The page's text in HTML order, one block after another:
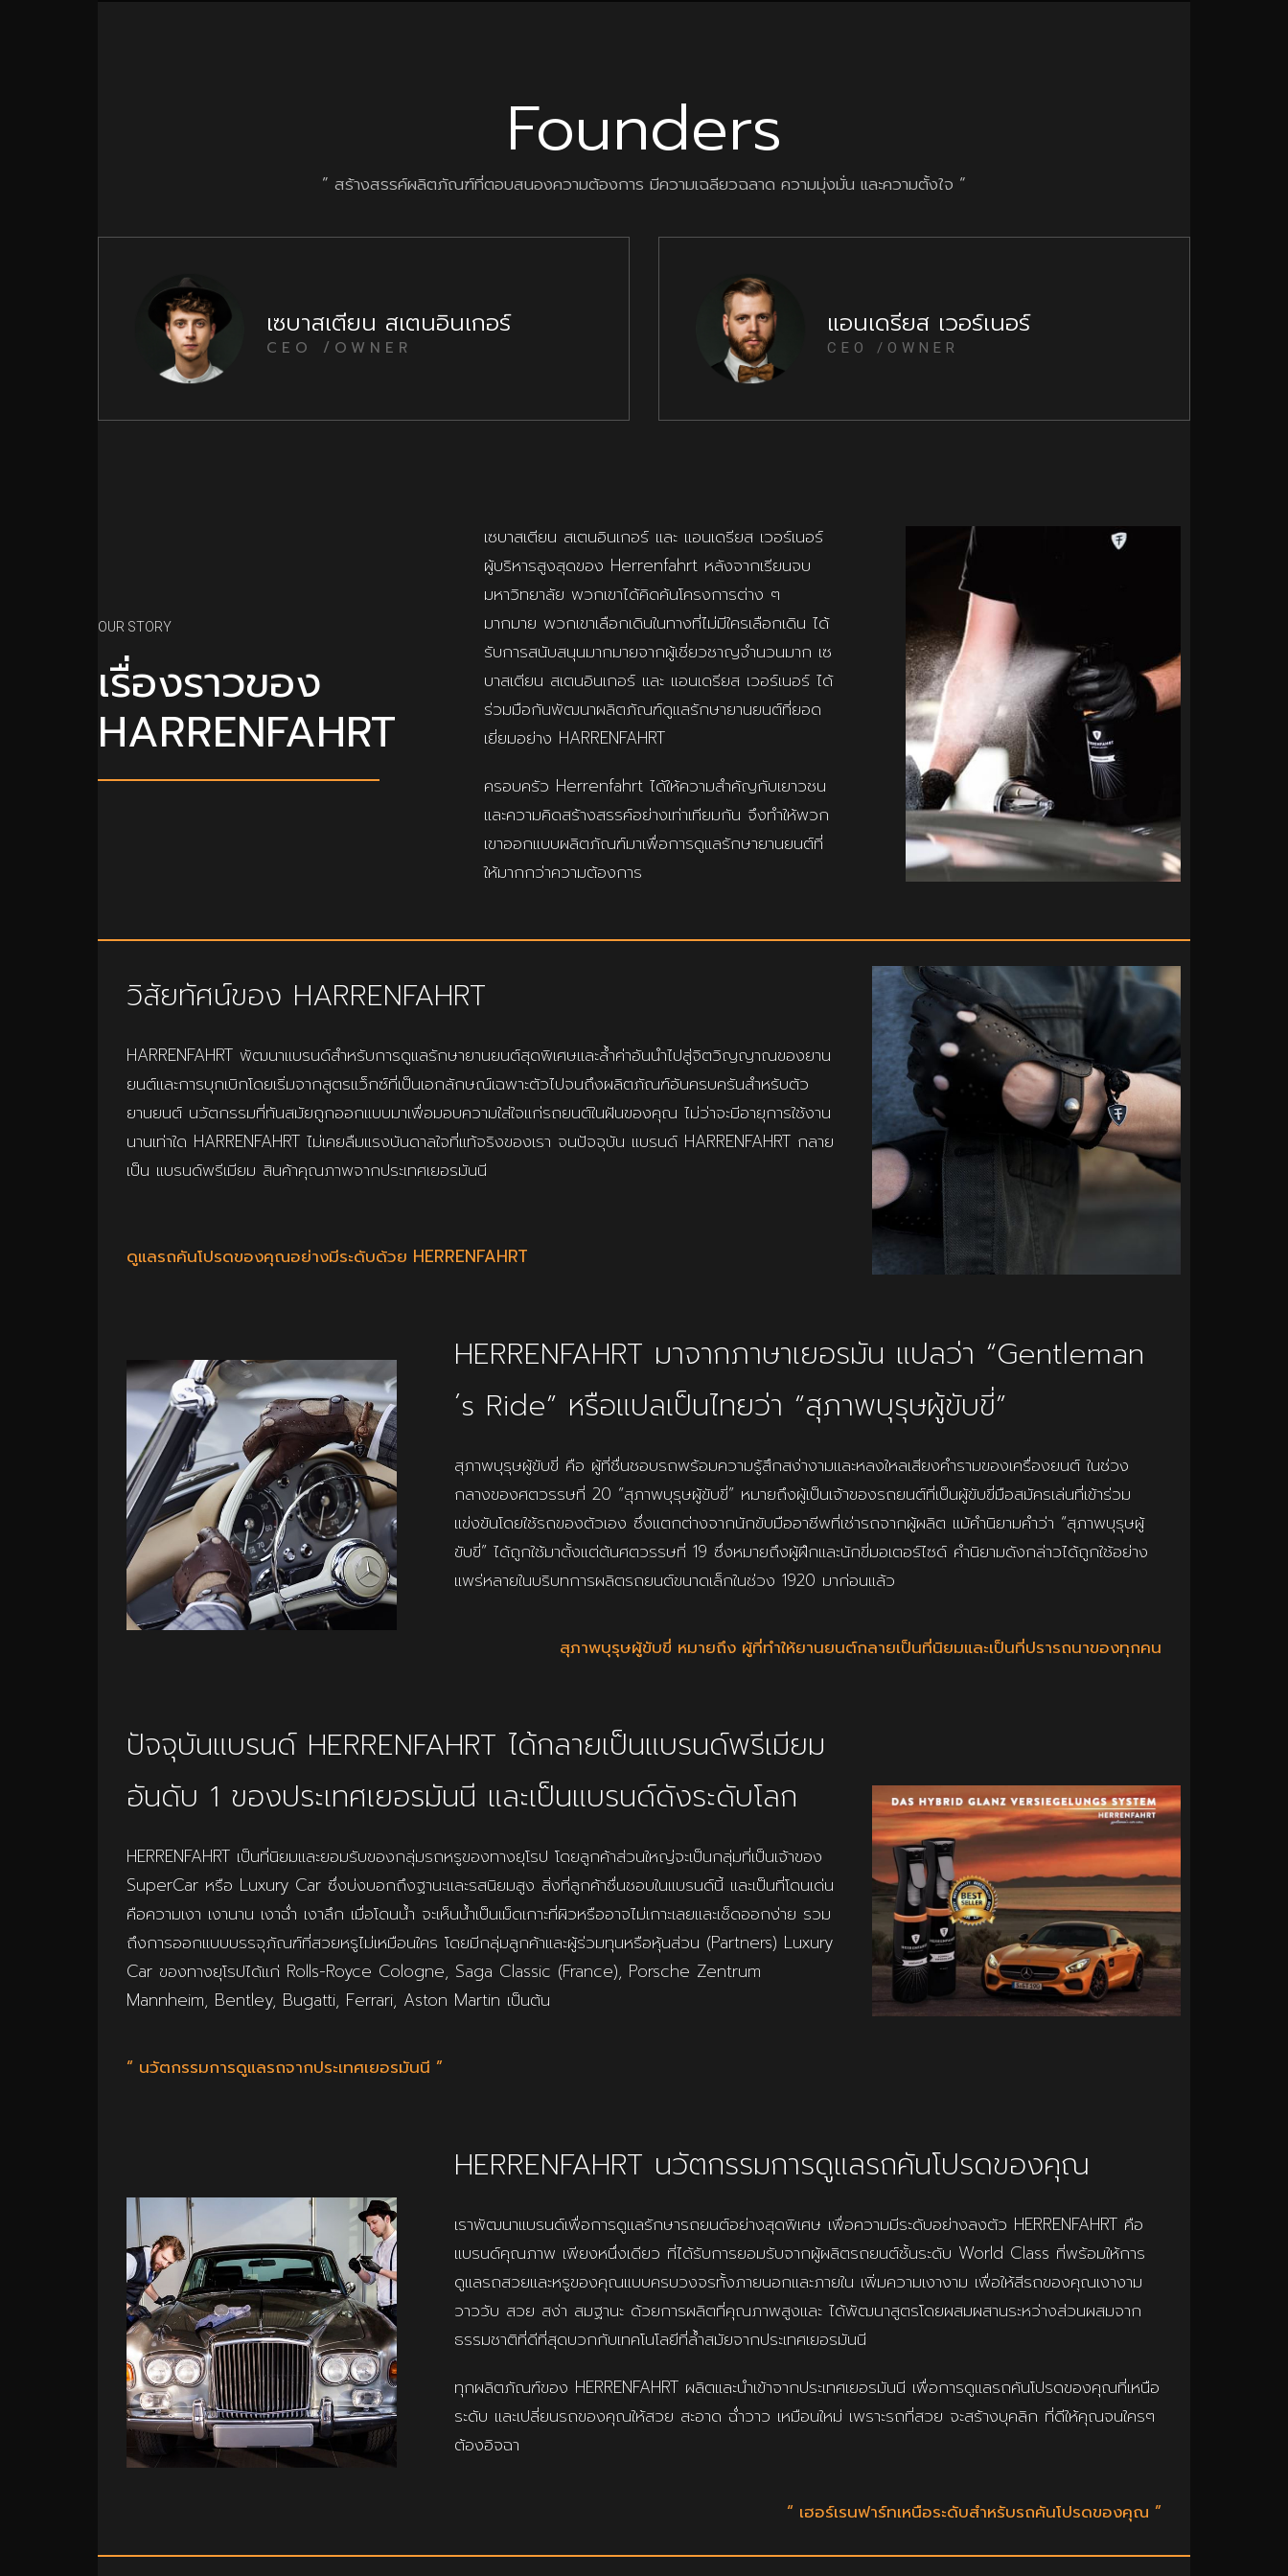
Founders
” สร้างสรรค์ผลิตภัณฑ์ที่ตอบสนองความต้องการ มีความเฉลียวฉลาด ความมุ่งมั่น และความตั้งใจ “
เซบาสเตียน สเตนอินเกอร์
CEO /OWNER
แอนเดรียส เวอร์เนอร์
CEO /OWNER
OUR STORY
เรื่องราวของ
HARRENFAHRT
เซบาสเตียน สเตนอินเกอร์ และ แอนเดรียส เวอร์เนอร์
ผู้บริหารสูงสุดของ Herrenfahrt หลังจากเรียนจบ
มหาวิทยาลัย พวกเขาได้คิดค้นโครงการต่าง ๆ
มากมาย พวกเขาเลือกเดินในทางที่ไม่มีใครเลือกเดิน ได้
รับการสนับสนุนมากมายจากผู้เชี่ยวชาญจำนวนมาก เซ
บาสเตียน สเตนอินเกอร์ และ แอนเดรียส เวอร์เนอร์ ได้
ร่วมมือกันพัฒนาผลิตภัณฑ์ดูแลรักษายานยนต์ที่ยอด
เยี่ยมอย่าง HARRENFAHRT
ครอบครัว Herrenfahrt ได้ให้ความสำคัญกับเยาวชน
และความคิดสร้างสรรค์อย่างเท่าเทียมกัน จึงทำให้พวก
เขาออกแบบผลิตภัณฑ์มาเพื่อการดูแลรักษายานยนต์ที่
ให้มากกว่าความต้องการ
วิสัยทัศน์ของ HARRENFAHRT
HARRENFAHRT พัฒนาแบรนด์สำหรับการดูแลรักษายานยนต์สุดพิเศษและล้ำค่าอันนำไปสู่จิตวิญญาณของยาน
ยนต์และการบุกเบิกโดยเริ่มจากสูตรแว็กซ์ที่เป็นเอกลักษณ์เฉพาะตัวไปจนถึงผลิตภัณฑ์อันครบครันสำหรับตัว
ยานยนต์ นวัตกรรมที่ทันสมัยถูกออกแบบมาเพื่อมอบความใส่ใจแก่รถยนต์ในฝันของคุณ ไม่ว่าจะมีอายุการใช้งาน
นานเท่าใด HARRENFAHRT ไม่เคยลืมแรงบันดาลใจที่แท้จริงของเรา จนปัจจุบัน แบรนด์ HARRENFAHRT กลาย
เป็น แบรนด์พรีเมียม สินค้าคุณภาพจากประเทศเยอรมันนี
ดูแลรถคันโปรดของคุณอย่างมีระดับด้วย HERRENFAHRT
HERRENFAHRT มาจากภาษาเยอรมัน แปลว่า “Gentleman
´s Ride” หรือแปลเป็นไทยว่า “สุภาพบุรุษผู้ขับขี่”
สุภาพบุรุษผู้ขับขี่ คือ ผู้ที่ชื่นชอบรถพร้อมความรู้สึกสง่างามและหลงใหลเสียงคำรามของเครื่องยนต์ ในช่วง
กลางของศตวรรษที่ 20 “สุภาพบุรุษผู้ขับขี่” หมายถึงผู้เป็นเจ้าของรถยนต์ที่เป็นผู้ขับขี่มือสมัครเล่นที่เข้าร่วม
แข่งขันโดยใช้รถของตัวเอง ซึ่งแตกต่างจากนักขับมืออาชีพที่เช่ารถจากผู้ผลิต แม้คำนิยามคำว่า “สุภาพบุรุษผู้
ขับขี่” ได้ถูกใช้มาตั้งแต่ต้นศตวรรษที่ 19 ซึ่งหมายถึงผู้ฝึกและนักขี่มอเตอร์ไซด์ คำนิยามดังกล่าวได้ถูกใช้อย่าง
แพร่หลายในบริบทการผลิตรถยนต์ขนาดเล็กในช่วง 1920 มาก่อนแล้ว
สุภาพบุรุษผู้ขับขี่ หมายถึง ผู้ที่ทำให้ยานยนต์กลายเป็นที่นิยมและเป็นที่ปรารถนาของทุกคน
ปัจจุบันแบรนด์ HERRENFAHRT ได้กลายเป็นแบรนด์พรีเมียม
อันดับ 1 ของประเทศเยอรมันนี และเป็นแบรนด์ดังระดับโลก
HERRENFAHRT เป็นที่นิยมและยอมรับของกลุ่มรถหรูของทางยุโรป โดยลูกค้าส่วนใหญ่จะเป็นกลุ่มที่เป็นเจ้าของ
SuperCar หรือ Luxury Car ซึ่งบ่งบอกถึงฐานะและรสนิยมสูง สิ่งที่ลูกค้าชื่นชอบในแบรนด์นี้ และเป็นที่โดนเด่น
คือความเงา เงานาน เงาฉ่ำ เงาลึก เมื่อโดนน้ำ จะเห็นน้ำเป็นเม็ดเกาะที่ผิวหรืออาจไม่เกาะเลยและเช็ดออกง่าย รวม
ถึงการออกแบบบรรจุภัณฑ์ที่สวยหรูไม่เหมือนใคร โดยมีกลุ่มลูกค้าและผู้ร่วมทุนหรือหุ้นส่วน (Partners) Luxury
Car ของทางยุโรปได้แก่ Rolls-Royce Cologne, Saga Classic (France), Porsche Zentrum
Mannheim, Bentley, Bugatti, Ferrari, Aston Martin เป็นต้น
“ นวัตกรรมการดูแลรถจากประเทศเยอรมันนี ”
HERRENFAHRT นวัตกรรมการดูแลรถคันโปรดของคุณ
เราพัฒนาแบรนด์เพื่อการดูแลรักษารถยนต์อย่างสุดพิเศษ เพื่อความมีระดับอย่างลงตัว HERRENFAHRT คือ
แบรนด์คุณภาพ เพียงหนึ่งเดียว ที่ได้รับการยอมรับจากผู้ผลิตรถยนต์ชั้นระดับ World Class ที่พร้อมให้การ
ดูแลรถสวยและหรูของคุณแบบครบวงจรทั้งภายนอกและภายใน เพิ่มความเงางาม เพื่อให้สีรถของคุณเงางาม
วาววับ สวย สง่า สมฐานะ ด้วยการผลิตที่คุณภาพสูงและ ได้พัฒนาสูตรโดยผสมผสานระหว่างส่วนผสมจาก
ธรรมชาติที่ดีที่สุดบวกกับเทคโนโลยีที่ล้ำสมัยจากประเทศเยอรมันนี
ทุกผลิตภัณฑ์ของ HERRENFAHRT ผลิตและนำเข้าจากประเทศเยอรมันนี เพื่อการดูแลรถคันโปรดของคุณที่เหนือ
ระดับ และเปลี่ยนรถของคุณให้สวย สะอาด ฉ่ำวาว เหมือนใหม่ เพราะรถที่สวย จะสร้างบุคลิก ที่ดีให้คุณจนใครๆ
ต้องอิจฉา
“ เฮอร์เรนฟาร์ทเหนือระดับสำหรับรถคันโปรดของคุณ ”